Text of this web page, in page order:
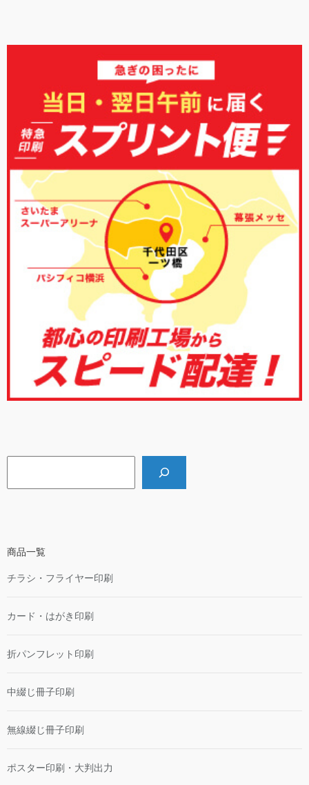
商品一覧
チラシ・フライヤー印刷
カード・はがき印刷
折パンフレット印刷
中綴じ冊子印刷
無線綴じ冊子印刷
ポスター印刷・大判出力